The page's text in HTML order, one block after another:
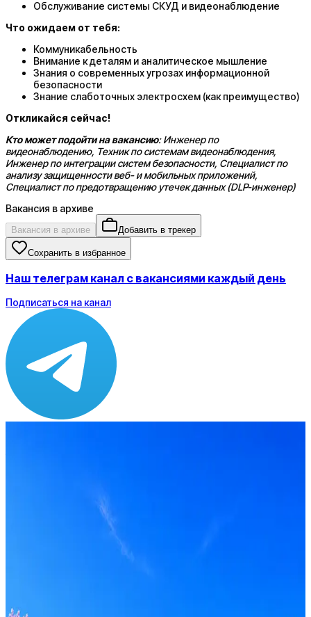
Обслуживание системы СКУД и видеонаблюдение
Что ожидаем от тебя:
Коммуникабельность
Внимание к деталям и аналитическое мышление
Знания о современных угрозах информационной
безопасности
Знание слаботочных электросхем (как преимущество)
Откликайся сейчас!
Кто может подойти на вакансию: Инженер по
видеонаблюдению, Техник по системам видеонаблюдения,
Инженер по интеграции систем безопасности, Специалист по
анализу защищенности веб- и мобильных приложений,
Специалист по предотвращению утечек данных (DLP-инженер)
Вакансия в архиве
Вакансия в архиве Добавить в трекер
Сохранить в избранное
Наш телеграм канал с вакансиями каждый день
Подписаться на канал
Оффер быстрее с Эйч